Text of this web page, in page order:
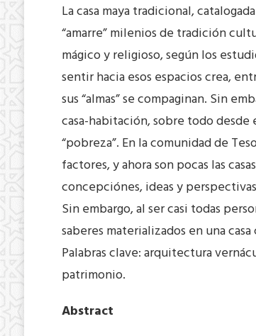
La casa maya tradicional,
“amarre” milenios de tradición
mágico y religioso, según los
sentir hacia esos espacios crea,
sus “almas” se compaginan. Sin
casa-habitación, sobre todo
“pobreza”. En la comunidad de
factores, y ahora son pocas las
concepciónes, ideas y
Sin embargo, al ser casi todas
saberes materializados en una
Palabras clave: arquitectura
patrimonio.
Abstract